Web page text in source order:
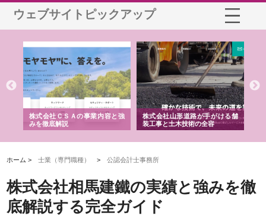
ウェブサイトピックアップ
株式会社ＣＳＡの事業内容と強
みを徹底解説
株式会社山形道路が手がける舗
装工事と土木技術の全容
ホーム >士業（専門職種） >公認会計士事務所
株式会社相馬建鐵の実績と強みを徹
底解説する完全ガイド